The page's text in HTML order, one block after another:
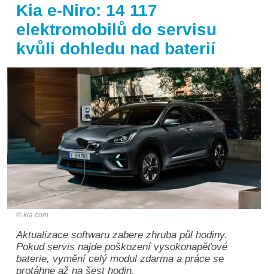
Kia e-Niro: 14 117
elektromobilů do servisu
kvůli dohledu nad baterií
kia.com
Aktualizace softwaru zabere zhruba půl hodiny.
Pokud servis najde poškození vysokonapěťové
baterie, vymění celý modul zdarma a práce se
protáhne až na šest hodin.